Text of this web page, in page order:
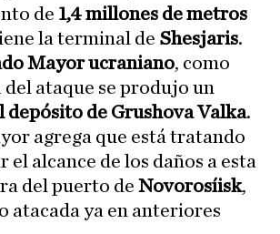
de 1,4 millones de metros
la terminal de Shesjaris.
Mayor ucraniano, como
del ataque se produjo un
depósito de Grushova Valka.
agrega que está tratando
el alcance de los daños a esta
del puerto de Novorosíisk,
atacada ya en anteriores